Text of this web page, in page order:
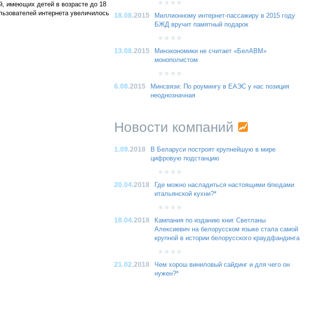
имеющих детей в возрасте до 18
интернета увеличилось
18.08.2015
Миллионному интернет-пассажиру в 2015 году
БЖД вручит памятный подарок
13.08.2015
Минэкономики не считает «БелАВМ»
монополистом
6.08.2015
Минсвязи: По роумингу в ЕАЭС у нас позиция
неоднозначная
Новости компаний
1.09.2018
В Беларуси построят крупнейшую в мире
цифровую подстанцию
20.04.2018
Где можно насладиться настоящими блюдами
итальянской кухни?*
18.04.2018
Кампания по изданию книг Светланы
Алексиевич на белорусском языке стала самой
крупной в истории белорусского краудфандинга
21.02.2018
Чем хорош виниловый сайдинг и для чего он
нужен?*